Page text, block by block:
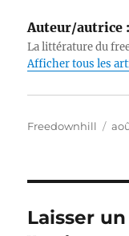
Auteur/autrice :
La littérature du
Afficher tous les
Auteur
Freedownhill
Laisser